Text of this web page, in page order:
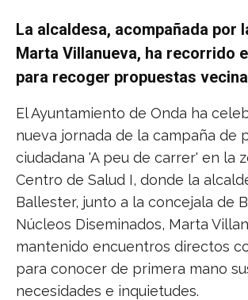
La alcaldesa, acompañada por
Marta Villanueva, ha recorrido
para recoger propuestas
El Ayuntamiento de Onda ha
nueva jornada de la campaña de
ciudadana 'A peu de carrer' en la
Centro de Salud I, donde la
Ballester, junto a la concejala de
Núcleos Diseminados, Marta
mantenido encuentros directos
para conocer de primera mano
necesidades e inquietudes.